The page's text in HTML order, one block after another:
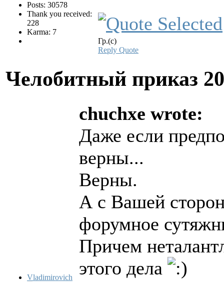
Posts: 30578
Thank you received:
228
Karma: 7
Гр.(с)
Reply Quote
Челобитный приказ
Vladimirovich
chuchxe wrote:
Даже если
верны...
Верны.
А с Вашей
форумное
Причем
этого дела